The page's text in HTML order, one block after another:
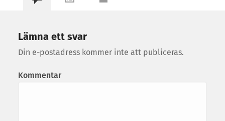
Lämna ett svar
Din e-postadress kommer inte att publiceras.
Kommentar